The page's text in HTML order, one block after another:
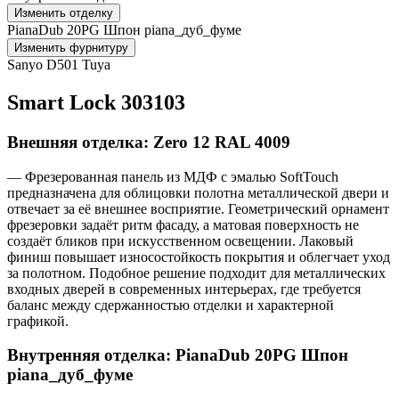
Изменить отделку
PianaDub 20PG Шпон piana_дуб_фуме
Изменить фурнитуру
Sanyo D501 Tuya
Smart Lock 303103
Внешняя отделка: Zero 12 RAL 4009
— Фрезерованная панель из МДФ с эмалью SoftTouch
предназначена для облицовки полотна металлической двери и
отвечает за её внешнее восприятие. Геометрический орнамент
фрезеровки задаёт ритм фасаду, а матовая поверхность не
создаёт бликов при искусственном освещении. Лаковый
финиш повышает износостойкость покрытия и облегчает уход
за полотном. Подобное решение подходит для металлических
входных дверей в современных интерьерах, где требуется
баланс между сдержанностью отделки и характерной
графикой.
Внутренняя отделка: PianaDub 20PG Шпон
piana_дуб_фуме